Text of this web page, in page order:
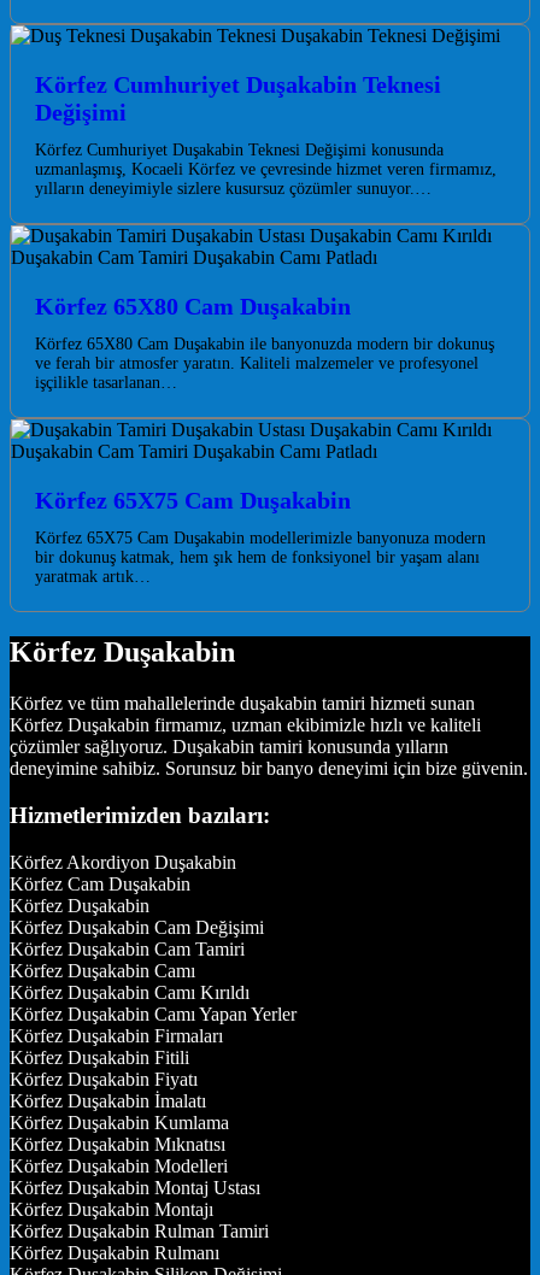
Körfez Cumhuriyet Duşakabin Teknesi
Değişimi
Körfez Cumhuriyet Duşakabin Teknesi Değişimi konusunda
uzmanlaşmış, Kocaeli Körfez ve çevresinde hizmet veren firmamız,
yılların deneyimiyle sizlere kusursuz çözümler sunuyor.…
Körfez 65X80 Cam Duşakabin
Körfez 65X80 Cam Duşakabin ile banyonuzda modern bir dokunuş
ve ferah bir atmosfer yaratın. Kaliteli malzemeler ve profesyonel
işçilikle tasarlanan…
Körfez 65X75 Cam Duşakabin
Körfez 65X75 Cam Duşakabin modellerimizle banyonuza modern
bir dokunuş katmak, hem şık hem de fonksiyonel bir yaşam alanı
yaratmak artık…
Körfez Duşakabin
Körfez ve tüm mahallelerinde duşakabin tamiri hizmeti sunan
Körfez Duşakabin firmamız, uzman ekibimizle hızlı ve kaliteli
çözümler sağlıyoruz. Duşakabin tamiri konusunda yılların
deneyimine sahibiz. Sorunsuz bir banyo deneyimi için bize güvenin.
Hizmetlerimizden bazıları:
Körfez Akordiyon Duşakabin
Körfez Cam Duşakabin
Körfez Duşakabin
Körfez Duşakabin Cam Değişimi
Körfez Duşakabin Cam Tamiri
Körfez Duşakabin Camı
Körfez Duşakabin Camı Kırıldı
Körfez Duşakabin Camı Yapan Yerler
Körfez Duşakabin Firmaları
Körfez Duşakabin Fitili
Körfez Duşakabin Fiyatı
Körfez Duşakabin İmalatı
Körfez Duşakabin Kumlama
Körfez Duşakabin Mıknatısı
Körfez Duşakabin Modelleri
Körfez Duşakabin Montaj Ustası
Körfez Duşakabin Montajı
Körfez Duşakabin Rulman Tamiri
Körfez Duşakabin Rulmanı